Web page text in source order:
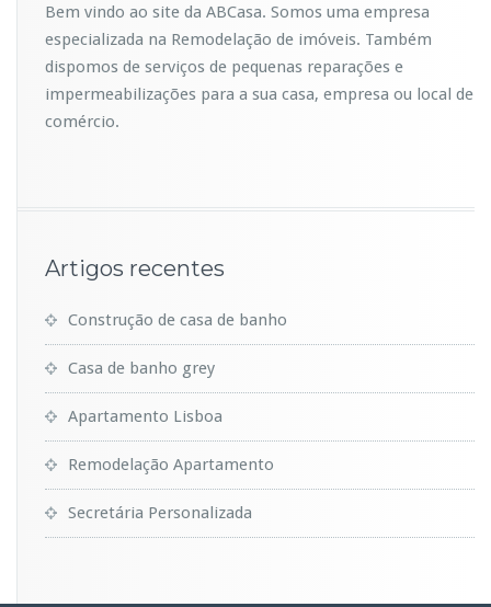
Bem vindo ao site da ABCasa. Somos uma empresa
especializada na Remodelação de imóveis. Também
dispomos de serviços de pequenas reparações e
impermeabilizações para a sua casa, empresa ou local de
comércio.
Artigos recentes
Construção de casa de banho
Casa de banho grey
Apartamento Lisboa
Remodelação Apartamento
Secretária Personalizada